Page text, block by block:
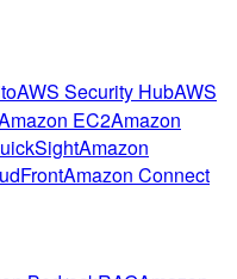
AWS Security HubAWS
EC2Amazon
Amazon
Amazon Connect